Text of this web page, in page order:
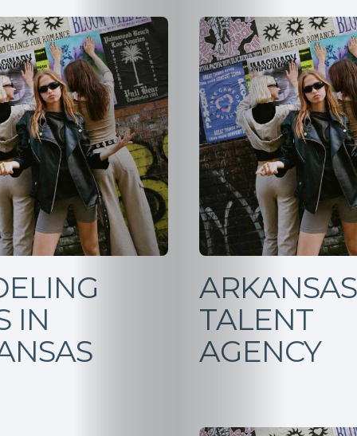
IN
ARKANSAS
TALENT
AGENCY